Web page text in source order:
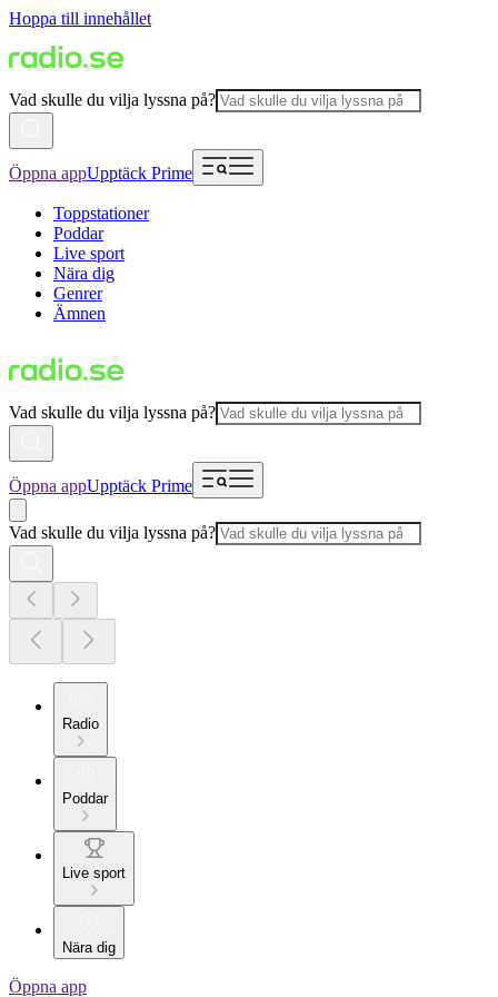
Hoppa till innehållet
Vad skulle du vilja lyssna på?
Öppna appUpptäck Prime
Toppstationer
Poddar
Live sport
Nära dig
Genrer
Ämnen
Vad skulle du vilja lyssna på?
Öppna appUpptäck Prime
Vad skulle du vilja lyssna på?
Radio
Poddar
Live sport
Nära dig
Öppna app